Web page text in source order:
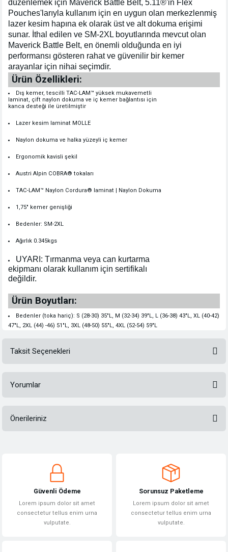
düzenlemek için Maverick Battle Belt, 5.11®'in Flex
Pouches'larıyla kullanım için en uygun olan merkezlenmiş
lazer kesim hapına ek olarak üst ve alt dokuma erişimi
sunar. İthal edilen ve SM-2XL boyutlarında mevcut olan
Maverick Battle Belt, en önemli olduğunda en iyi
performansı gösteren rahat ve güvenilir bir kemer
arayanlar için nihai seçimdir.
Ürün Özellikleri:
Dış kemer, tescilli TAC-LAM™ yüksek mukavemetli
laminat, çift naylon dokuma ve iç kemer bağlantısı için
kanca desteği ile üretilmiştir
Lazer kesim laminat MOLLE
Naylon dokuma ve halka yüzeyli iç kemer
Ergonomik kavisli şekil
Austri Alpin COBRA® tokaları
TAC-LAM™ Naylon Cordura® laminat | Naylon Dokuma
1,75" kemer genişliği
Bedenler: SM-2XL
Ağırlık 0.345kgs
UYARI: Tırmanma veya can kurtarma
ekipmanı olarak kullanım için sertifikalı
değildir.
Ürün Boyutları:
Bedenler (toka hariç): S (28-30) 35"L, M (32-34) 39"L, L (36-38) 43"L, XL (40-42)
47"L, 2XL (44) -46) 51"L, 3XL (48-50) 55"L, 4XL (52-54) 59"L
Taksit Seçenekleri
Yorumlar
Önerileriniz
Görüş ve önerileriniz için teşekkür ederiz.
Ürün açıklamasında eksik bilgiler bulunuyor.
Ürün bilgilerinde hatalar bulunuyor.
Güvenli Ödeme
Lorem ipsum dolor sit amet
consectetur tellus enim urna
vulputate.
Sorunsuz Paketleme
Lorem ipsum dolor sit amet
consectetur tellus enim urna
vulputate.